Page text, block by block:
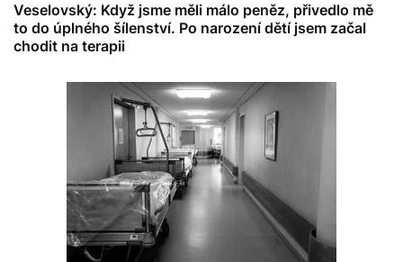
Veselovský: Když jsme měli málo peněz, přivedlo mě
to do úplného šílenství. Po narození dětí jsem začal
chodit na terapii